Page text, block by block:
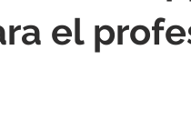
elektrotools-P121000
el